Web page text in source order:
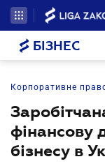
БІЗНЕС
Корпоративне
фінансову
бізнесу в